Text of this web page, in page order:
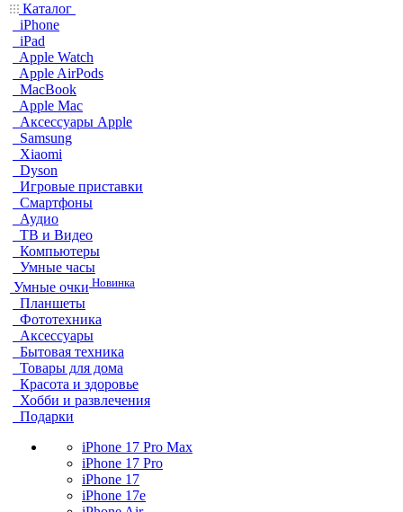
Каталог
iPhone
iPad
Apple Watch
Apple AirPods
MacBook
Apple Mac
Аксессуары Apple
Samsung
Xiaomi
Dyson
Игровые приставки
Смартфоны
Аудио
ТВ и Видео
Компьютеры
Умные часы
Умные очки Новинка
Планшеты
Фототехника
Аксессуары
Бытовая техника
Товары для дома
Красота и здоровье
Хобби и развлечения
Подарки
iPhone 17 Pro Max
iPhone 17 Pro
iPhone 17
iPhone 17e